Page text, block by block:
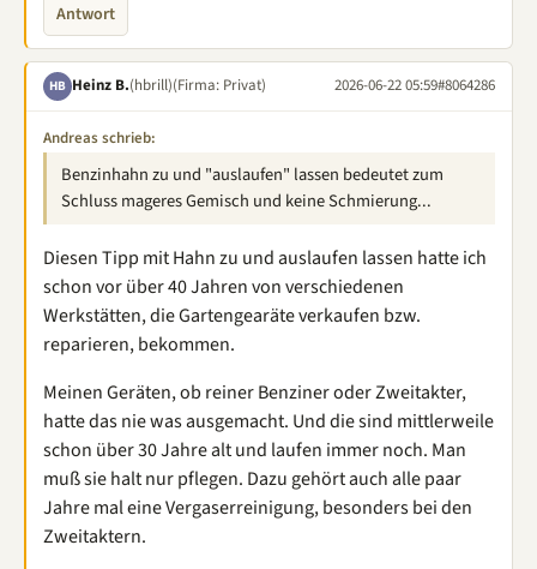
Antwort
HB Heinz B.(hbrill)(Firma: Privat) 2026-06-22 05:59#8064286
Andreas schrieb:
Benzinhahn zu und "auslaufen" lassen bedeutet zum
Schluss mageres Gemisch und keine Schmierung...
Diesen Tipp mit Hahn zu und auslaufen lassen hatte ich
schon vor über 40 Jahren von verschiedenen
Werkstätten, die Gartengearäte verkaufen bzw.
reparieren, bekommen.
Meinen Geräten, ob reiner Benziner oder Zweitakter,
hatte das nie was ausgemacht. Und die sind mittlerweile
schon über 30 Jahre alt und laufen immer noch. Man
muß sie halt nur pflegen. Dazu gehört auch alle paar
Jahre mal eine Vergaserreinigung, besonders bei den
Zweitaktern.